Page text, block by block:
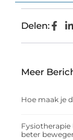
Delen:
Meer
Hoe maak je
beter